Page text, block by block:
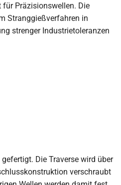
Präzisionswellen. Die
Stranggießverfahren in
strenger Industrietoleranzen
Die Traverse wird über
verschraubt